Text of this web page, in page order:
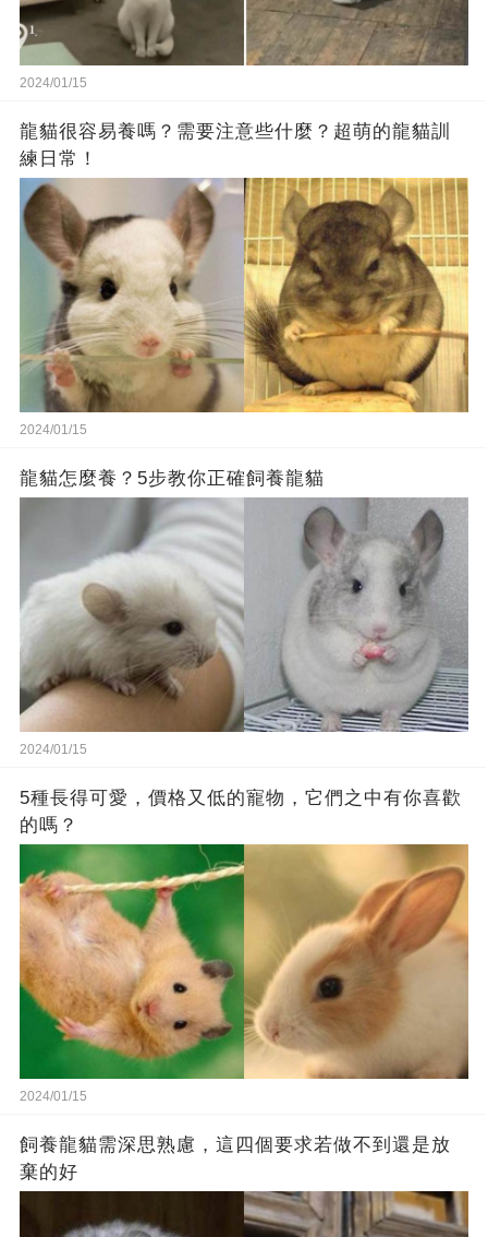
2024/01/15
龍貓很容易養嗎？需要注意些什麼？超萌的龍貓訓
練日常！
2024/01/15
龍貓怎麼養？5步教你正確飼養龍貓
2024/01/15
5種長得可愛，價格又低的寵物，它們之中有你喜歡
的嗎？
2024/01/15
飼養龍貓需深思熟慮，這四個要求若做不到還是放
棄的好